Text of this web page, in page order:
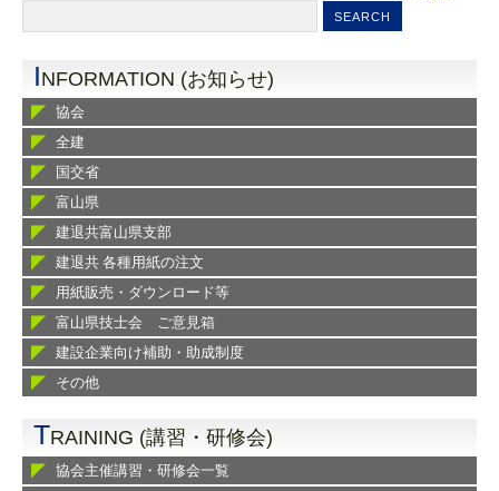
INFORMATION (お知らせ)
協会
全建
国交省
富山県
建退共富山県支部
建退共 各種用紙の注文
用紙販売・ダウンロード等
富山県技士会 ご意見箱
建設企業向け補助・助成制度
その他
TRAINING (講習・研修会)
協会主催講習・研修会一覧